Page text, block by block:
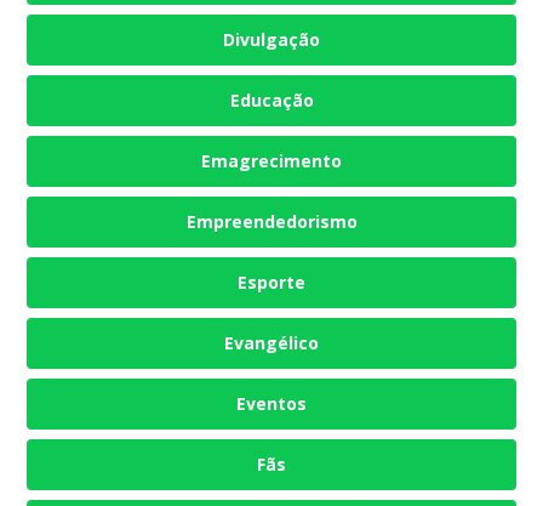
Divulgação
Educação
Emagrecimento
Empreendedorismo
Esporte
Evangélico
Eventos
Fãs